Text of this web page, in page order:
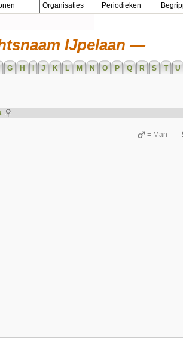
Organisaties Periodieken
IJpelaan
G H J K L M N O P Q R S T
U
= Man